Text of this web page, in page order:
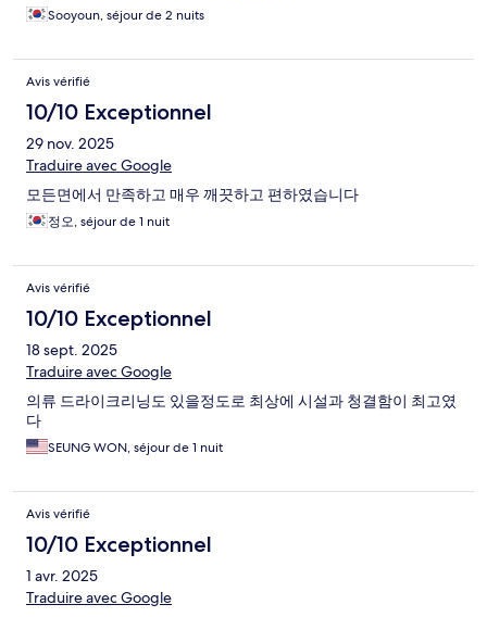
Sooyoun, séjour de 2 nuits
Avis vérifié
10/10 Exceptionnel
29 nov. 2025
Traduire avec Google
모든면에서 만족하고 매우 깨끗하고 편하였습니다
정오, séjour de 1 nuit
Avis vérifié
10/10 Exceptionnel
18 sept. 2025
Traduire avec Google
의류 드라이크리닝도 있을정도로 최상에 시설과 청결함이 최고였
다
SEUNG WON, séjour de 1 nuit
Avis vérifié
10/10 Exceptionnel
1 avr. 2025
Traduire avec Google